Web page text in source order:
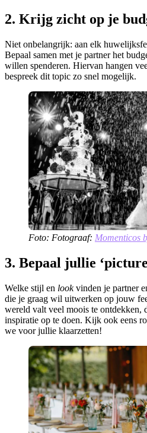
2. Krijg zicht op je
Niet onbelangrijk: aan elk
Bepaal samen met je partner het
willen spenderen. Hiervan hangen
bespreek dit topic zo snel mogelijk.
Foto: Fotograaf: Momenticos
3. Bepaal jullie
Welke stijl en lookvinden je partner
die je graag wil uitwerken op jouw
wereld valt veel moois te ontdekken,
inspiratie op te doen. Kijk ook eens
we voor jullie klaarzetten!